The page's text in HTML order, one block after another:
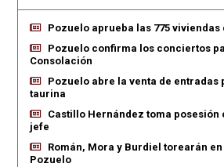
Pozuelo aprueba las 775 viviendas
Pozuelo confirma los conciertos
Consolación
Pozuelo abre la venta de entradas
taurina
Castillo Hernández toma
jefe
Román, Mora y Burdiel torearán en
Pozuelo